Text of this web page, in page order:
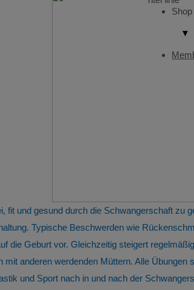
Shop
▼
und gesund durch die Schwangerschaft zu
Typische Beschwerden wie
die Geburt vor. Gleichzeitig steigert
anderen werdenden Müttern. Alle
und Sport nach in und nach der